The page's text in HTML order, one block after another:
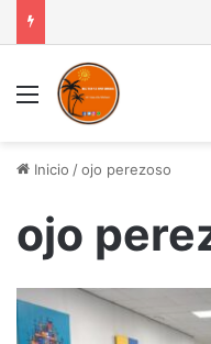
Menú
Inicio /ojo perezoso
ojo